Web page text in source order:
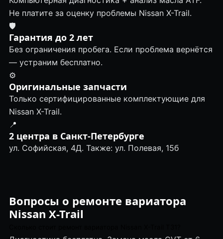
Не платите за оценку проблемы Nissan X-Trail.
🛡
Гарантия до 2 лет
Без ограничения пробега. Если проблема вернётся
— устраним бесплатно.
⚙️
Оригинальные запчасти
Только сертифицированные комплектующие для
Nissan X-Trail.
📍
2 центра в Санкт-Петербурге
ул. Софийская, 4Д. Также: ул. Полевая, 15б
Вопросы о ремонте вариатора
Nissan X-Trail